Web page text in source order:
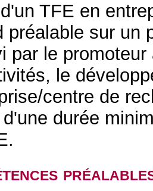
TFE en
préalable sur un
par le
le
centre de
durée